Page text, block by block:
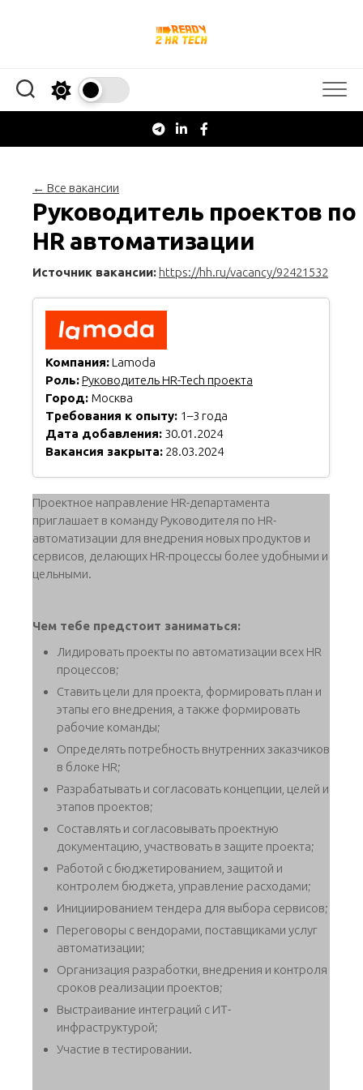
← Все вакансии
Руководитель проектов по
HR автоматизации
Источник вакансии: https://hh.ru/vacancy/92421532
Компания:Lamoda
Роль:Руководитель HR-Tech проекта
Город: Москва
Требования к опыту: 1–3 года
Дата добавления: 30.01.2024
Вакансия закрыта: 28.03.2024
Проектное направление HR-департамента
приглашает в команду Руководителя по HR-
автоматизации для внедрения новых продуктов и
сервисов, делающих HR-процессы более удобными и
цельными.
Чем тебе предстоит заниматься:
Лидировать проекты по автоматизации всех HR
процессов;
Ставить цели для проекта, формировать план и
этапы его внедрения, а также формировать
рабочие команды;
Определять потребность внутренних заказчиков
в блоке HR;
Разрабатывать и согласовать концепции, целей и
этапов проектов;
Составлять и согласовывать проектную
документацию, участвовать в защите проекта;
Работой с бюджетированием, защитой и
контролем бюджета, управление расходами;
Инициированием тендера для выбора сервисов;
Переговоры с вендорами, поставщиками услуг
автоматизации;
Организация разработки, внедрения и контроля
сроков реализации проектов;
Выстраивание интеграций с ИТ-
инфраструктурой;
Участие в тестировании.